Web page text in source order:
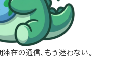
在の通信、もう迷わない。